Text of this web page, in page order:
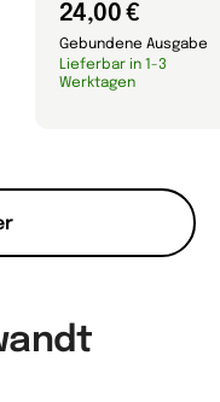
24,00 €
Gebundene Ausgabe
Lieferbar in 1-3
Werktagen